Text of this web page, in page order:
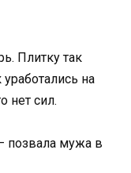
Плитку так
на
нет сил.
позвала мужа в